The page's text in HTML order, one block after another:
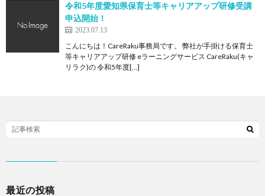
令和5年度愛知県保育士等キャリアアップ研修受講
申込開始！
2023.07.13
こんにちは！CareRaku事務局です。 弊社が手掛ける保育士
等キャリアアップ研修 eラーニングサービス CareRaku(キャ
リラク)の 令和5年度[…]
最近の投稿